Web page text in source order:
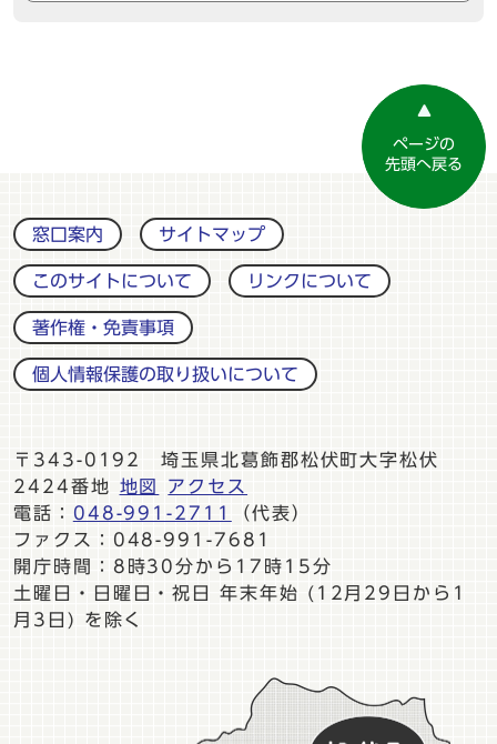
ページの
先頭へ戻る
窓口案内 サイトマップ
このサイトについて リンクについて
著作権・免責事項
個人情報保護の取り扱いについて
〒343-0192 埼玉県北葛飾郡松伏町大字松伏
2424番地
地図
アクセス
電話： 048-991-2711
（代表）
ファクス：048-991-7681
開庁時間：8時30分から17時15分
土曜日・日曜日・祝日 年末年始 (12月29日から1
月3日) を除く